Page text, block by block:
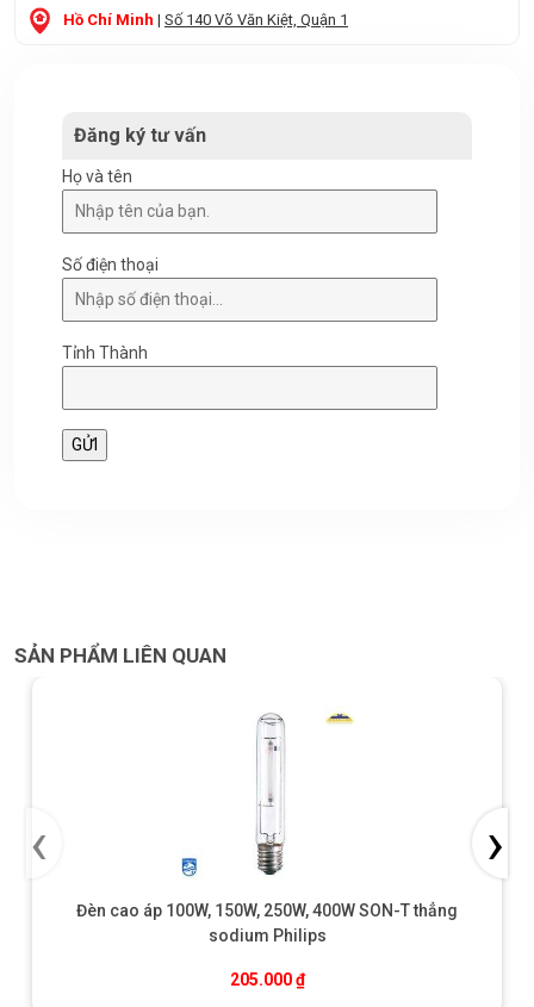
Hồ Chí Minh | Số 140 Võ Văn Kiệt, Quận 1
Đăng ký tư vấn
Họ và tên
Số điện thoại
Tỉnh Thành
SẢN PHẨM LIÊN QUAN
Đèn cao áp 100W, 150W, 250W, 400W SON-T thẳng
sodium Philips
205.000₫
‹ ›